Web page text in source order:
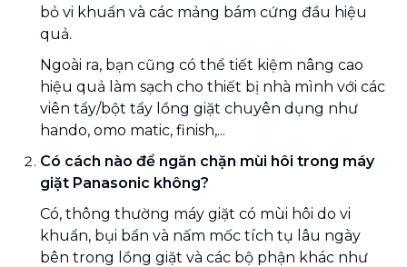
bỏ vi khuẩn và các mảng bám cứng đầu hiệu
quả.
Ngoài ra, bạn cũng có thể tiết kiệm nâng cao
hiệu quả làm sạch cho thiết bị nhà mình với các
viên tẩy/bột tẩy lồng giặt chuyên dụng như
hando, omo matic, finish,...
Có cách nào để ngăn chặn mùi hôi trong máy
giặt Panasonic không?
Có, thông thường máy giặt có mùi hôi do vi
khuẩn, bụi bẩn và nấm mốc tích tụ lâu ngày
bên trong lồng giặt và các bộ phận khác như